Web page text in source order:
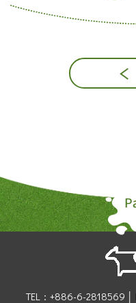
TEL：+886-6-2818569 │